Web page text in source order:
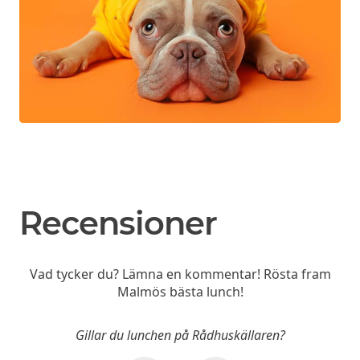
Recensioner
Vad tycker du? Lämna en kommentar! Rösta fram
Malmös bästa lunch!
Gillar du lunchen på Rådhuskällaren?